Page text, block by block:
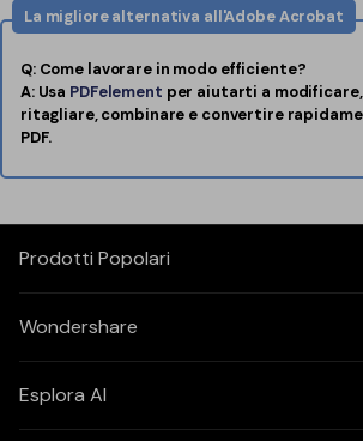
La migliore alternativa all'Adobe Acrobat
Q: Come lavorare in modo efficiente?
A: Usa PDFelement per aiutarti a
ritagliare, combinare e convertire
PDF.
Prodotti Popolari
Wondershare
Esplora AI